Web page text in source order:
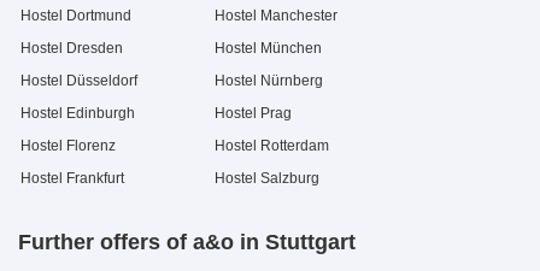
Hostel Dortmund
Hostel Dresden
Hostel Düsseldorf
Hostel Edinburgh
Hostel Florenz
Hostel Frankfurt
Hostel Manchester
Hostel München
Hostel Nürnberg
Hostel Prag
Hostel Rotterdam
Hostel Salzburg
Further offers of a&o in Stuttgart